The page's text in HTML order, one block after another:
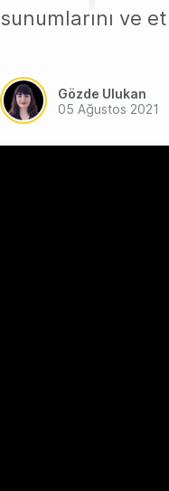
sunumlarını ve
Gözde Ulukan
05 Ağustos 2021